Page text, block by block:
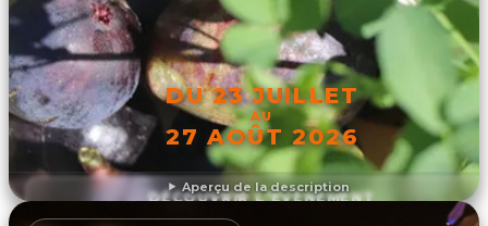
Aperçu de la description
DU 23 JUILLET
AU
27 AOÛT 2026
DÉCOUVRIR L'ÉVÉNEMENT